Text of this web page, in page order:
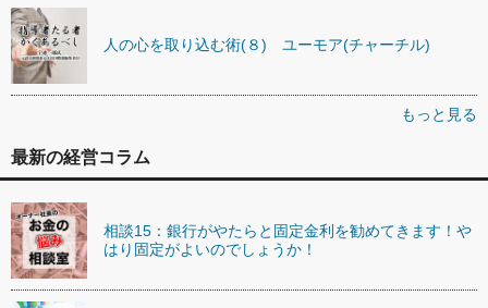
人の心を取り込む術(８) ユーモア(チャーチル)
もっと見る
最新の経営コラム
相談15：銀行がやたらと固定金利を勧めてきます！や
はり固定がよいのでしょうか！